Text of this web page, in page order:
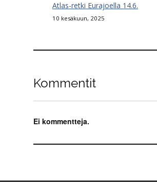
Atlas-retki Eurajoella 14.6.
10 kesäkuun, 2025
Kommentit
Ei kommentteja.